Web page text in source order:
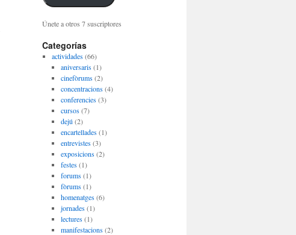
Únete a otros 7 suscriptores
Categorías
actividades(66)
aniversaris(1)
cinefòrums(2)
concentracions(4)
conferencies(3)
cursos(7)
dejú (2)
encartellades(1)
entrevistes(3)
exposicions(2)
festes(1)
forums(1)
fòrums(1)
homenatges(6)
jornades(1)
lectures(1)
manifestacions(2)